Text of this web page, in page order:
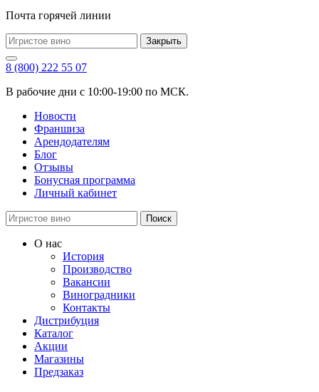
Почта горячей линии
Закрыть
8 (800) 222 55 07
В рабочие дни с 10:00-19:00 по МСК.
Новости
Франшиза
Арендодателям
Блог
Отзывы
Бонусная программа
Личный кабинет
Поиск
О нас
История
Производство
Вакансии
Виноградники
Контакты
Дистрибуция
Каталог
Акции
Магазины
Предзаказ